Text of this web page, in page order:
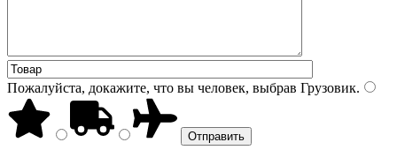
Пожалуйста, докажите, что вы человек, выбрав Грузовик.